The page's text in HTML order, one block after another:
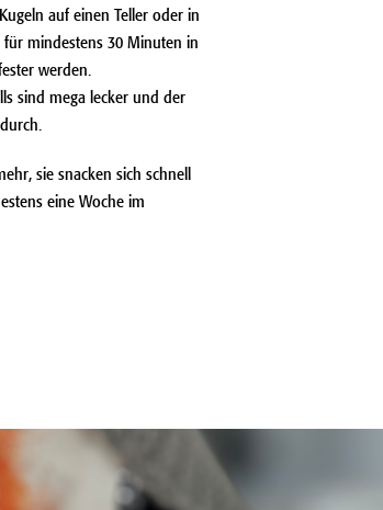
auf einen Teller oder in
für mindestens 30 Minuten in
werden.
sind mega lecker und der
sie snacken sich schnell
eine Woche im